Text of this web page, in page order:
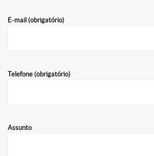
E-mail (obrigatório)
Telefone (obrigatório)
Assunto